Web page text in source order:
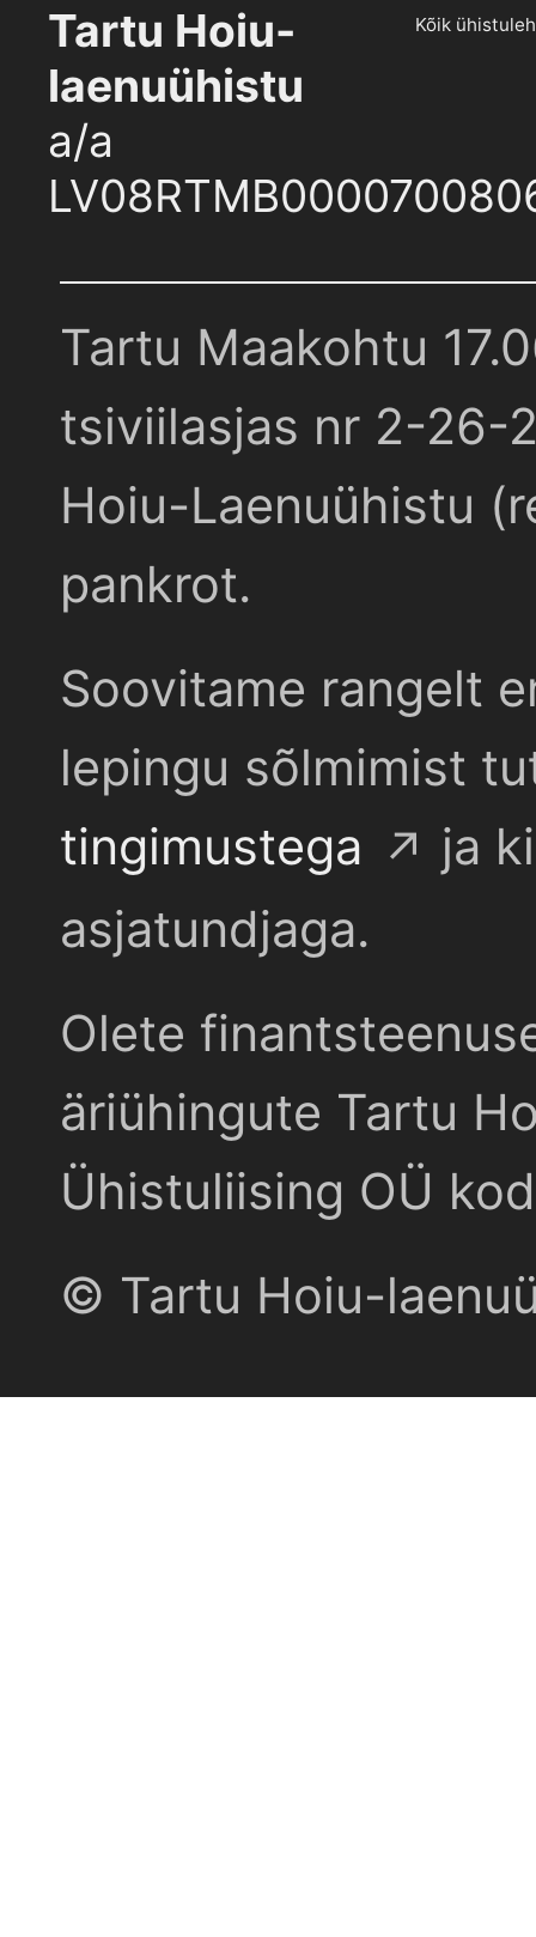
Tartu Hoiu-
laenuühistu
a/a
Kõik
Tartu Maakohtu
tsiviilasjas nr 2-26-
Hoiu-Laenuühistu
pankrot.
Soovitame rangelt
lepingu sõlmimist
tingimustega
ja
asjatundjaga.
Olete
äriühingute Tartu
Ühistuliising OÜ
© Tartu Hoiu-